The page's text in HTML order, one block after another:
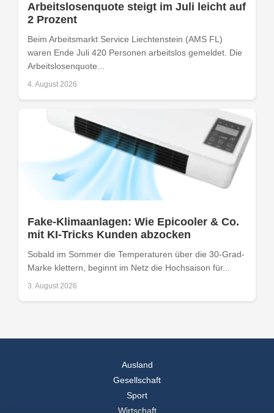
Arbeitslosenquote steigt im Juli leicht auf
2 Prozent
Beim Arbeitsmarkt Service Liechtenstein (AMS FL)
waren Ende Juli 420 Personen arbeitslos gemeldet. Die
Arbeitslosenquote...
4. August 2026
Fake-Klimaanlagen: Wie Epicooler & Co.
mit KI-Tricks Kunden abzocken
Sobald im Sommer die Temperaturen über die 30-Grad-
Marke klettern, beginnt im Netz die Hochsaison für...
3. August 2026
Ausland
Gesellschaft
Sport
Wirtschaft